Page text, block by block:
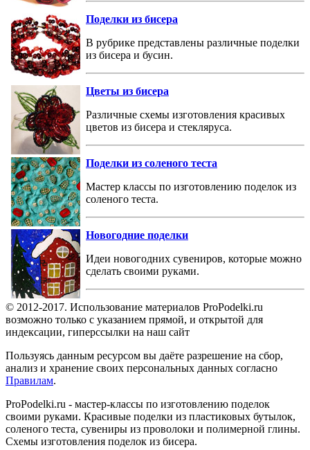
Поделки из бисера
В рубрике представлены различные поделки
из бисера и бусин.
Цветы из бисера
Различные схемы изготовления красивых
цветов из бисера и стекляруса.
Поделки из соленого теста
Мастер классы по изготовлению поделок из
соленого теста.
Новогодние поделки
Идеи новогодних сувениров, которые можно
сделать своими руками.
© 2012-2017. Использование материалов ProPodelki.ru
возможно только с указанием прямой, и открытой для
индексации, гиперссылки на наш сайт
Пользуясь данным ресурсом вы даёте разрешение на сбор,
анализ и хранение своих персональных данных согласно
Правилам.
ProPodelki.ru - мастер-классы по изготовлению поделок
своими руками. Красивые поделки из пластиковых бутылок,
соленого теста, сувениры из проволоки и полимерной глины.
Схемы изготовления поделок из бисера.